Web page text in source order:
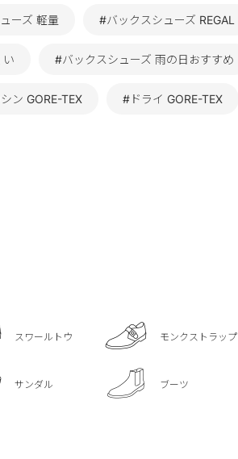
ーズ 軽量 #バックスシューズ REGAL
い #バックスシューズ 雨の日おすすめ
ン GORE-TEX #ドライ GORE-TEX
スワールトウ モンクストラップ
サンダル ブーツ